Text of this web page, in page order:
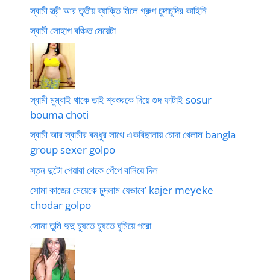
স্বামী স্ত্রী আর তৃতীয় ব্যাক্তি মিলে গ্রুপ চুদাচুদির কাহিনি
স্বামী সোহাগ বঞ্চিত মেয়েটা
স্বামী মুম্বাই থাকে তাই শ্বশুরকে দিয়ে গুদ ফাটাই sosur
bouma choti
স্বামী আর স্বামীর বন্ধুর সাথে একবিছানায় চোদা খেলাম bangla
group sexer golpo
স্তন দুটো পেয়ারা থেকে পেঁপে বানিয়ে দিল
সোমা কাজের মেয়েকে চুদলাম যেভাবে’ kajer meyeke
chodar golpo
সোনা তুমি দুদু চুষতে চুষতে ঘুমিয়ে পরো